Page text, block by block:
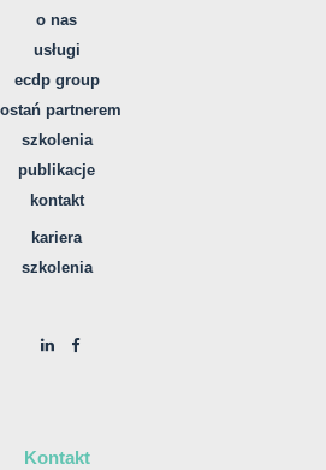
o nas
usługi
ecdp group
partnerem
szkolenia
publikacje
kontakt
kariera
szkolenia
Kontakt